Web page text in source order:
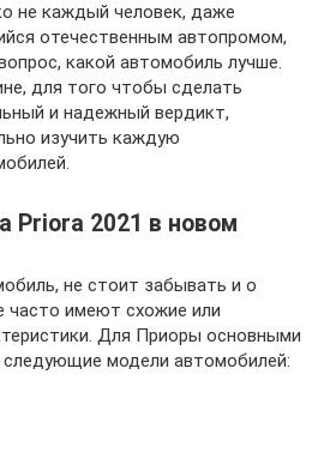
не каждый человек, даже
отечественным автопромом,
какой автомобиль лучше.
для того чтобы сделать
и надежный вердикт,
изучить каждую
Priora 2021 в новом
не стоит забывать и о
часто имеют схожие или
Для Приоры основными
следующие модели автомобилей: